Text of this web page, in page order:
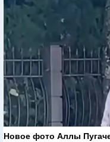
Новое фото Аллы